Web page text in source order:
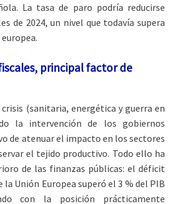
La tasa de paro podría reducirse
de 2024, un nivel que todavía supera
principal factor de
(sanitaria, energética y guerra en
la intervención de los gobiernos
de atenuar el impacto en los sectores
el tejido productivo. Todo ello ha
de las finanzas públicas: el déficit
Unión Europea superó el 3 % del PIB
con la posición prácticamente